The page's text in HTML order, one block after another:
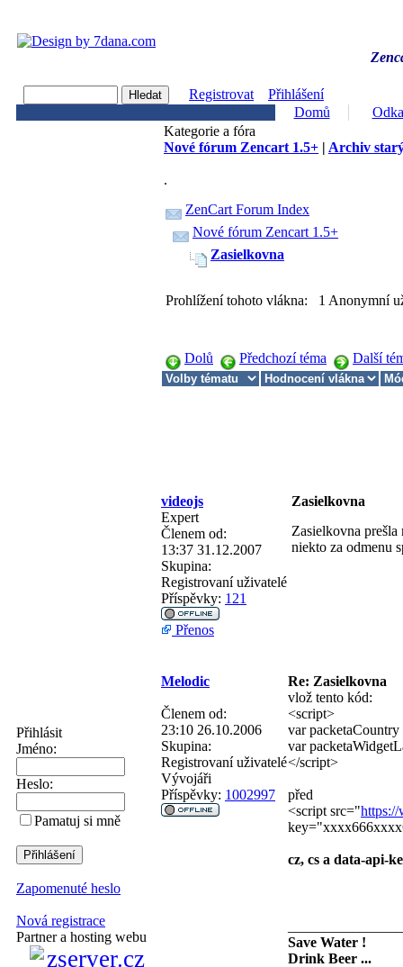
Registrovat
Přihlášení
Domů
Přihlásit
Jméno:
Heslo:
Pamatuj si mně
Zapomenuté heslo
Nová registrace
Partner a hosting webu
Kategorie a fóra
Nové fórum Zencart 1.5+ | Archiv
.
ZenCart Forum Index
Nové fórum Zencart 1.5+
Zasielkovna
Prohlížení tohoto vlákna: 1 Anonymní
Dolů Předchozí téma Další
videojs
Zasielkovna
Expert
Členem od:
13:37 31.12.2007
Skupina:
Registrovaní uživatelé
Příspěvky: 121
Zasielkovna
niekto za odmenu
Přenos
Melodic Re: Zasielkovna
Členem od:
23:10 26.10.2006
Skupina:
Registrovaní uživatelé
Vývojáři
Příspěvky: 1002997
vlož tento kód:
<script>
var
var
</script>
před
<script src="https://
cz, cs a data-api-
Save Water !
Drink Beer ...